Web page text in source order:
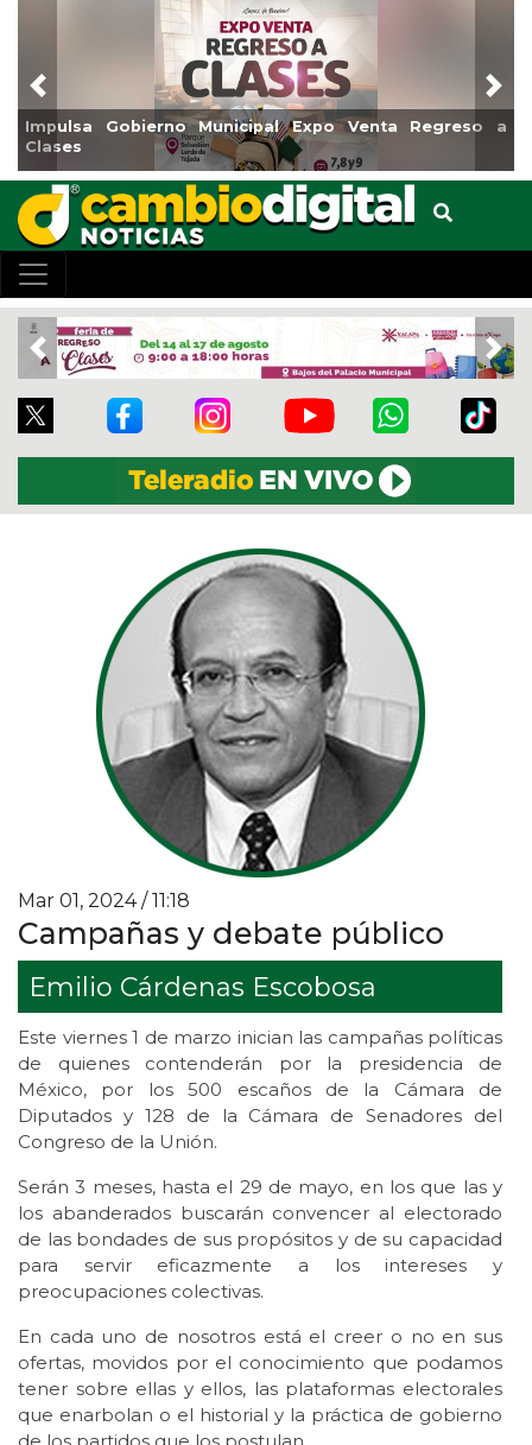
Reabrirá Coatzacoalcos la Alberca Semiolímpica Zona
Centro
Previous
Previous
Mar 01, 2024 / 11:18
Campañas y debate público
Emilio Cárdenas Escobosa
Este viernes 1 de marzo inician las campañas políticas
de quienes contenderán por la presidencia de
México, por los 500 escaños de la Cámara de
Diputados y 128 de la Cámara de Senadores del
Congreso de la Unión.
Serán 3 meses, hasta el 29 de mayo, en los que las y
los abanderados buscarán convencer al electorado
de las bondades de sus propósitos y de su capacidad
para servir eficazmente a los intereses y
preocupaciones colectivas.
En cada uno de nosotros está el creer o no en sus
ofertas, movidos por el conocimiento que podamos
tener sobre ellas y ellos, las plataformas electorales
que enarbolan o el historial y la práctica de gobierno